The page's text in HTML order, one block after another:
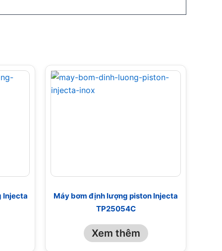
Injecta
Máy bơm định lượng piston Injecta
TP25054C
Xem thêm